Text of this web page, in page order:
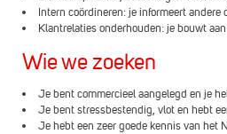
Intern coördineren: je informeert
Klantrelaties onderhouden: je bouwt
Wie we zoeken
Je bent commercieel aangelegd en je
Je bent stressbestendig, vlot en hebt
Je hebt een zeer goede kennis van het